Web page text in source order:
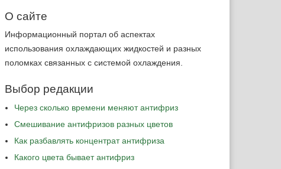
О сайте
Информационный портал об аспектах
использования охлаждающих жидкостей и разных
поломках связанных с системой охлаждения.
Выбор редакции
Через сколько времени меняют антифриз
Cмешивание антифризов разных цветов
Как разбавлять концентрат антифриза
Какого цвета бывает антифриз